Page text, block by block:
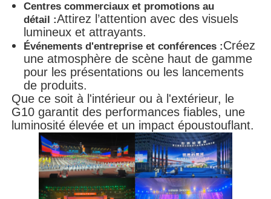
Centres commerciaux et promotions au
détail :Attirez l’attention avec des visuels
lumineux et attrayants.
Événements d'entreprise et conférences :Créez
une atmosphère de scène haut de gamme
pour les présentations ou les lancements
de produits.
Que ce soit à l'intérieur ou à l'extérieur, le
G10 garantit des performances fiables, une
luminosité élevée et un impact époustouflant.